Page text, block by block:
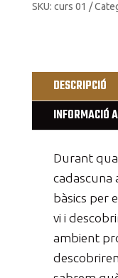
SKU: curs 01
DESCRIPCIÓ
INFORMACIÓ
Durant
cadascuna
bàsics per
vi i
ambient